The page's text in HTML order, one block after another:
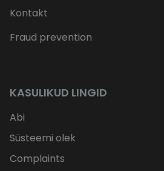
Kontakt
Fraud prevention
KASULIKUD LINGID
Abi
Süsteemi olek
Complaints